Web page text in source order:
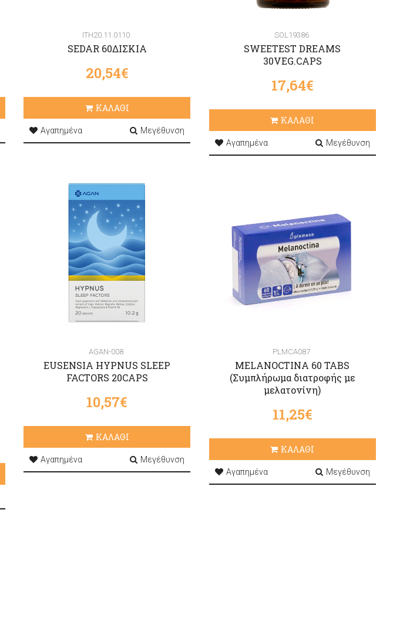
ITH20.11.0110
SEDAR 60ΔΙΣΚΙΑ
20,54€
ΚΑΛΑΘΙ
Αγαπημένα Μεγέθυνση
SOL19386
SWEETEST DREAMS
30VEG.CAPS
17,64€
ΚΑΛΑΘΙ
Αγαπημένα Μεγέθυνση
AGAN-008
EUSENSIA HYPNUS SLEEP
FACTORS 20CAPS
10,57€
ΚΑΛΑΘΙ
Αγαπημένα Μεγέθυνση
PLMCA087
MELANOCTINA 60 TABS
(Συμπλήρωμα διατροφής με
μελατονίνη)
11,25€
ΚΑΛΑΘΙ
Αγαπημένα Μεγέθυνση